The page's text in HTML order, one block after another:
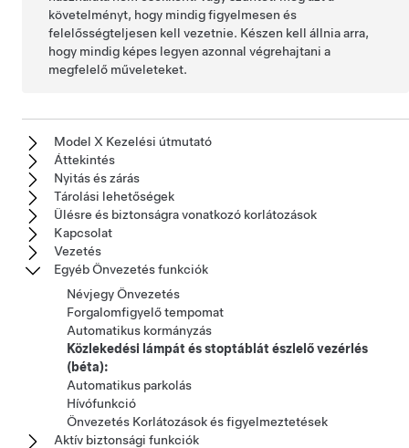
követelményt, hogy mindig figyelmesen és
felelősségteljesen kell vezetnie. Készen kell állnia arra,
hogy mindig képes legyen azonnal végrehajtani a
megfelelő műveleteket.
Model X Kezelési útmutató
Áttekintés
Nyitás és zárás
Tárolási lehetőségek
Ülésre és biztonságra vonatkozó korlátozások
Kapcsolat
Vezetés
Egyéb Önvezetés funkciók
Névjegy Önvezetés
Forgalomfigyelő tempomat
Automatikus kormányzás
Közlekedési lámpát és stoptáblát észlelő vezérlés
(béta):
Automatikus parkolás
Hívófunkció
Önvezetés Korlátozások és figyelmeztetések
Aktív biztonsági funkciók